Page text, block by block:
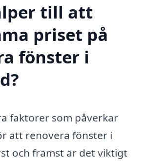
till att
priset på
fönster i
faktorer som påverkar
att renovera fönster i
och främst är det viktigt